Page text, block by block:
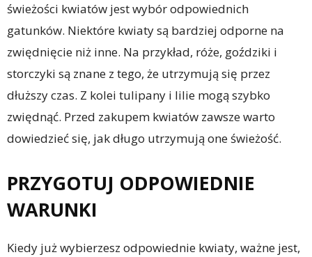
świeżości kwiatów jest wybór odpowiednich
gatunków. Niektóre kwiaty są bardziej odporne na
zwiędnięcie niż inne. Na przykład, róże, goździki i
storczyki są znane z tego, że utrzymują się przez
dłuższy czas. Z kolei tulipany i lilie mogą szybko
zwiędnąć. Przed zakupem kwiatów zawsze warto
dowiedzieć się, jak długo utrzymują one świeżość.
PRZYGOTUJ ODPOWIEDNIE
WARUNKI
Kiedy już wybierzesz odpowiednie kwiaty, ważne jest,